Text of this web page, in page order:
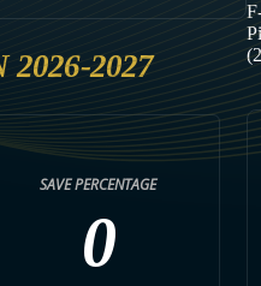
2026-2027
SAVE PERCENTAGE
0